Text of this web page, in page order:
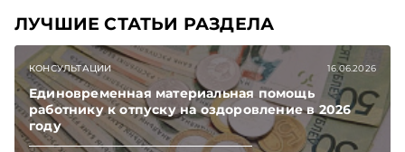
ЛУЧШИЕ СТАТЬИ РАЗДЕЛА
КОНСУЛЬТАЦИИ 16.06.2026
Единовременная материальная помощь
работнику к отпуску на оздоровление в 2026
году